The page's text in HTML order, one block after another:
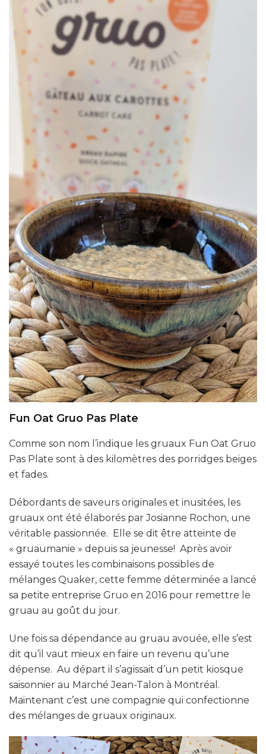
Fun Oat Gruo Pas Plate
Comme son nom l’indique les gruaux Fun Oat Gruo
Pas Plate sont à des kilomètres des porridges beiges
et fades.
Débordants de saveurs originales et inusitées, les
gruaux ont été élaborés par Josianne Rochon, une
véritable passionnée. Elle se dit être atteinte de
« gruaumanie » depuis sa jeunesse! Après avoir
essayé toutes les combinaisons possibles de
mélanges Quaker, cette femme déterminée a lancé
sa petite entreprise Gruo en 2016 pour remettre le
gruau au goût du jour.
Une fois sa dépendance au gruau avouée, elle s’est
dit qu’il vaut mieux en faire un revenu qu’une
dépense. Au départ il s’agissait d’un petit kiosque
saisonnier au Marché Jean-Talon à Montréal.
Maintenant c’est une compagnie qui confectionne
des mélanges de gruaux originaux.